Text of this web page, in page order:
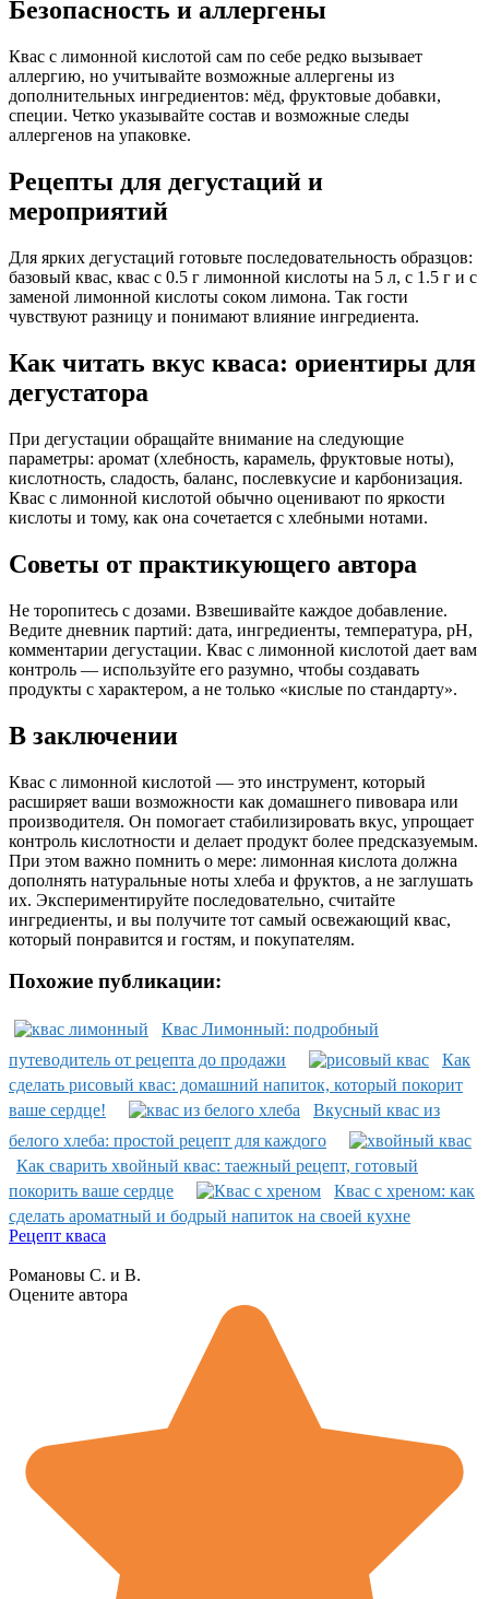
Безопасность и аллергены
Квас с лимонной кислотой сам по себе редко вызывает
аллергию, но учитывайте возможные аллергены из
дополнительных ингредиентов: мёд, фруктовые добавки,
специи. Четко указывайте состав и возможные следы
аллергенов на упаковке.
Рецепты для дегустаций и
мероприятий
Для ярких дегустаций готовьте последовательность образцов:
базовый квас, квас с 0.5 г лимонной кислоты на 5 л, с 1.5 г и с
заменой лимонной кислоты соком лимона. Так гости
чувствуют разницу и понимают влияние ингредиента.
Как читать вкус кваса: ориентиры для
дегустатора
При дегустации обращайте внимание на следующие
параметры: аромат (хлебность, карамель, фруктовые ноты),
кислотность, сладость, баланс, послевкусие и карбонизация.
Квас с лимонной кислотой обычно оценивают по яркости
кислоты и тому, как она сочетается с хлебными нотами.
Советы от практикующего автора
Не торопитесь с дозами. Взвешивайте каждое добавление.
Ведите дневник партий: дата, ингредиенты, температура, pH,
комментарии дегустации. Квас с лимонной кислотой дает вам
контроль — используйте его разумно, чтобы создавать
продукты с характером, а не только «кислые по стандарту».
В заключении
Квас с лимонной кислотой — это инструмент, который
расширяет ваши возможности как домашнего пивовара или
производителя. Он помогает стабилизировать вкус, упрощает
контроль кислотности и делает продукт более предсказуемым.
При этом важно помнить о мере: лимонная кислота должна
дополнять натуральные ноты хлеба и фруктов, а не заглушать
их. Экспериментируйте последовательно, считайте
ингредиенты, и вы получите тот самый освежающий квас,
который понравится и гостям, и покупателям.
Похожие публикации:
Квас Лимонный: подробный
путеводитель от рецепта до продажи
Как
сделать рисовый квас: домашний напиток, который покорит
ваше сердце!
Вкусный квас из
белого хлеба: простой рецепт для каждого
Как сварить хвойный квас: таежный рецепт, готовый
покорить ваше сердце
Квас с хреном: как
сделать ароматный и бодрый напиток на своей кухне
Рецепт кваса
Романовы С. и В.
Оцените автора